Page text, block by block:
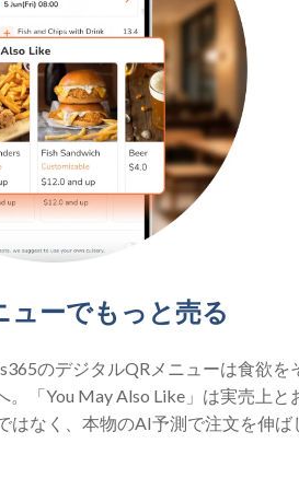
ューでもっと売る
のデジタルQRメニューは食欲を
「You May Also Like」は実売上と
なく、本物のAI予測で注文を伸ば